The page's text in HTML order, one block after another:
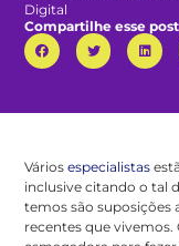
Digital
Compartilhe esse post
Váriosespecialistas
inclusive citando o tal
temos são suposições
recentes que vivemos.